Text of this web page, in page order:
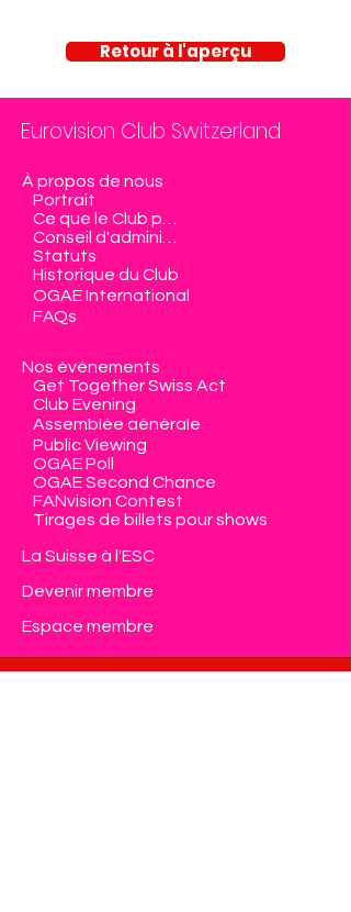
Retour à l'aperçu
Eurovision Club Switzerland
À propos de nous
Portrait
Statuts
Historique du Club
OGAE International
FAQs
Nos événements
Get Together Swiss Act
Club Evening
Assemblée générale
Public Viewing
OGAE Poll
OGAE Second Chance
FANvision Contest
Tirages de billets pour shows
La Suisse à l'ESC
Devenir membre
Espace membre